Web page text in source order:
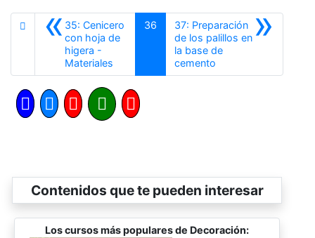
«35: Cenicero
con hoja de
higera -
Materiales
36 »
37: Preparación
de los palillos en
la base de
cemento
Contenidos que te pueden interesar
Los cursos más populares de Decoración: